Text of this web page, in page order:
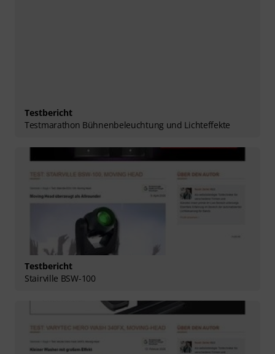
Testbericht
Testmarathon Bühnenbeleuchtung und Lichteffekte
Testbericht
Stairville BSW-100